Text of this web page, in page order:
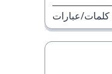
كلمات/عبارات